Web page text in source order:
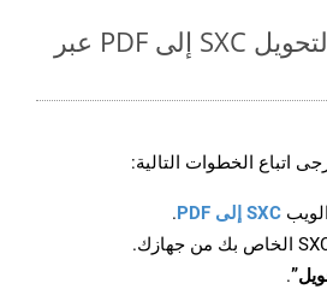
خطوات بسيطة لتحويل SXC إلى PDF عبر
اتباع الخطوات التالية:
SXC إلى PDF
.
.